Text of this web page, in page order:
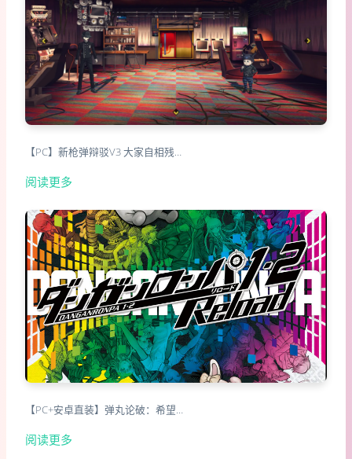
【PC】新枪弹辩驳V3 大家自相残…
阅读更多
【PC+安卓直装】弹丸论破：希望…
阅读更多